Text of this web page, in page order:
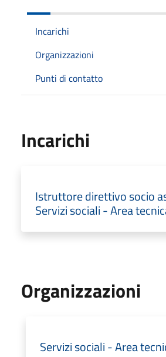
Incarichi
Organizzazioni
Punti di contatto
Incarichi
Istruttore direttivo socio
Servizi sociali - Area
Organizzazioni
Servizi sociali - Area